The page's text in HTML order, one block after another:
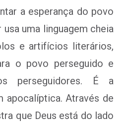
a esperança do povo
uma linguagem cheia
e artifícios literários,
o povo perseguido e
perseguidores. É a
apocalíptica. Através de
que Deus está do lado